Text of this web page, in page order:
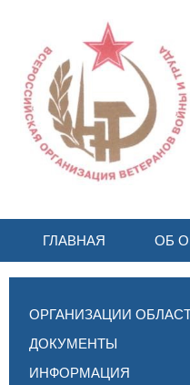
ГЛАВНАЯ ОБ
ОРГАНИЗАЦИИ
ДОКУМЕНТЫ
ИНФОРМАЦИЯ